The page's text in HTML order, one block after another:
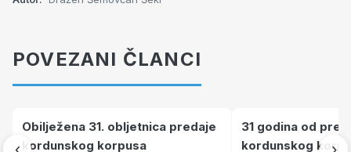
POVEZANI ČLANCI
Obilježena 31. obljetnica predaje
kordunskog korpusa
31 godina od
kordunskog